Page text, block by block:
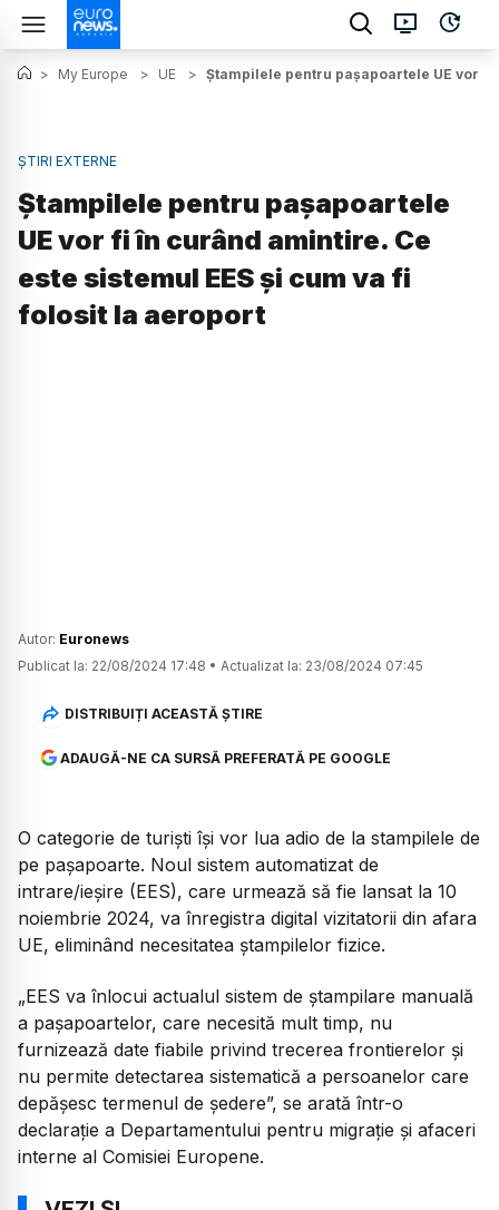
> My Europe > UE > Ștampilele pentru pașapoartele UE vor
ȘTIRI EXTERNE
Ștampilele pentru pașapoartele
UE vor fi în curând amintire. Ce
este sistemul EES și cum va fi
folosit la aeroport
Autor: Euronews
Publicat la: 22/08/2024 17:48 • Actualizat la: 23/08/2024 07:45
DISTRIBUIȚI ACEASTĂ ȘTIRE
ADAUGĂ-NE CA SURSĂ PREFERATĂ PE GOOGLE
O categorie de turiști își vor lua adio de la stampilele de
pe pașapoarte. Noul sistem automatizat de
intrare/ieșire (EES), care urmează să fie lansat la 10
noiembrie 2024, va înregistra digital vizitatorii din afara
UE, eliminând necesitatea ștampilelor fizice.
„EES va înlocui actualul sistem de ștampilare manuală
a pașapoartelor, care necesită mult timp, nu
furnizează date fiabile privind trecerea frontierelor și
nu permite detectarea sistematică a persoanelor care
depășesc termenul de ședere”, se arată într-o
declarație a Departamentului pentru migrație și afaceri
interne al Comisiei Europene.